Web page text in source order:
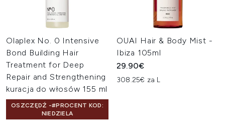
Olaplex No. 0 Intensive
Bond Building Hair
Treatment for Deep
Repair and Strengthening
kuracja do włosów 155 ml
OSZCZĘDŹ -#PROCENT KOD:
NIEDZIELA
OUAI Hair & Body Mist -
Ibiza 105ml
29.90€
308.25€ za L